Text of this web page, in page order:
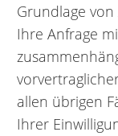
Grundlage von
Ihre Anfrage
allen übrigen
Ihrer